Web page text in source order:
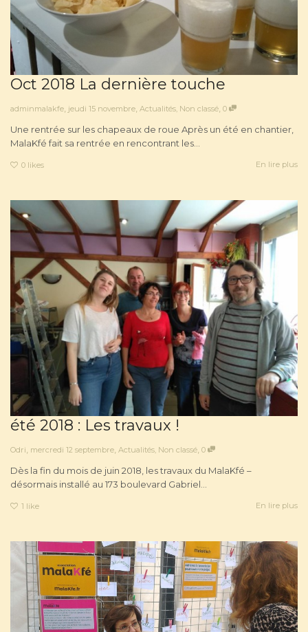
Oct 2018 La dernière touche
adminmalakfe jeudi 15 novembre Actualités, Non classé 0
Une rentrée sur les chapeaux de roue Après un été en chantier,
MalaKfé fait sa rentrée en rencontrant les...
0 likes En lire plus
été 2018 : Les travaux !
Odri mercredi 12 septembre Actualités Non classé 0
Dès la fin du mois de juin 2018, les travaux du MalaKfé –
désormais installé au 173 boulevard Gabriel...
1 like En lire plus